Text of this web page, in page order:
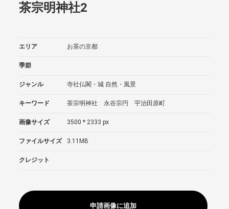
茶宗明神社2
エリア お茶の京都
季節
ジャンル 寺社仏閣・城 自然・風景
キーワード 茶宗明神社 永谷宗円 宇治田原町
画像サイズ 3500 * 2333 px
ファイルサイズ 3.11MB
クレジット
申請画像に追加